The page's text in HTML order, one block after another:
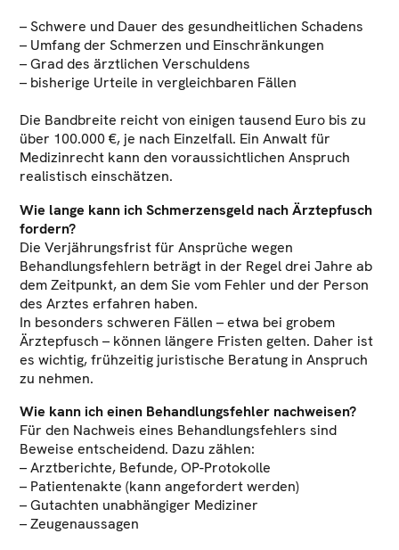
– Schwere und Dauer des gesundheitlichen Schadens
– Umfang der Schmerzen und Einschränkungen
– Grad des ärztlichen Verschuldens
– bisherige Urteile in vergleichbaren Fällen
Die Bandbreite reicht von einigen tausend Euro bis zu
über 100.000 €, je nach Einzelfall. Ein Anwalt für
Medizinrecht kann den voraussichtlichen Anspruch
realistisch einschätzen.
Wie lange kann ich Schmerzensgeld nach Ärztepfusch
fordern?
Die Verjährungsfrist für Ansprüche wegen
Behandlungsfehlern beträgt in der Regel drei Jahre ab
dem Zeitpunkt, an dem Sie vom Fehler und der Person
des Arztes erfahren haben.
In besonders schweren Fällen – etwa bei grobem
Ärztepfusch – können längere Fristen gelten. Daher ist
es wichtig, frühzeitig juristische Beratung in Anspruch
zu nehmen.
Wie kann ich einen Behandlungsfehler nachweisen?
Für den Nachweis eines Behandlungsfehlers sind
Beweise entscheidend. Dazu zählen:
– Arztberichte, Befunde, OP-Protokolle
– Patientenakte (kann angefordert werden)
– Gutachten unabhängiger Mediziner
– Zeugenaussagen